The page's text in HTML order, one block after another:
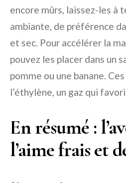
encore mûrs, laissez-les à
ambiante, de préférence
et sec. Pour accélérer la
pouvez les placer dans un
pomme ou une banane.
l’éthylène, un gaz qui
En résumé :
l’aime frais et